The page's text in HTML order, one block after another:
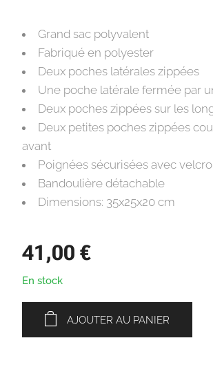
Grand sac polyvalent
Fabriqué en polyester
Deux poches latérales zippées
Une poche latérale fermée par
Deux poches zippées sur les
Deux petites poches zippées
avant
Poignées sécurisées avec velcro
Bandoulière détachable
Dimensions: 35x25x20 cm
41,00 €
En stock
AJOUTER AU PANIER